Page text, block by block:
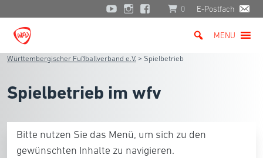
0 E-Postfach
MENU
Württembergischer Fußballverband e.V. > Spielbetrieb
Spielbetrieb im wfv
Bitte nutzen Sie das Menü, um sich zu den
gewünschten Inhalte zu navigieren.